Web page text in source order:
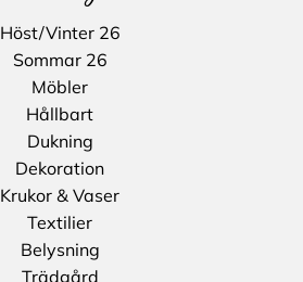
Höst/Vinter 26
Sommar 26
Möbler
Hållbart
Dukning
Dekoration
Krukor & Vaser
Textilier
Belysning
Trädgård